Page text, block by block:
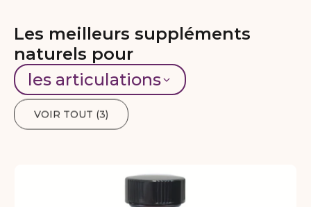
Les meilleurs suppléments
naturels pour
les articulations
VOIR TOUT (3)